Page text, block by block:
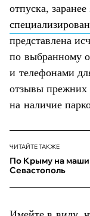
отпуска,
представлена
по выбранному
и телефонами
отзывы прежних
на наличие
ЧИТАЙТЕ ТАКЖЕ
По Крыму на
Севастополь